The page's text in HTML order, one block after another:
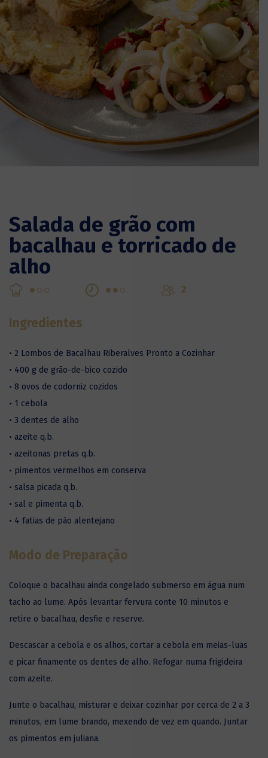
Salada de grão com
bacalhau e torricado de
alho
2
Ingredientes
• 2 Lombos de Bacalhau Riberalves Pronto a Cozinhar
• 400 g de grão-de-bico cozido
• 8 ovos de codorniz cozidos
• 1 cebola
• 3 dentes de alho
• azeite q.b.
• azeitonas pretas q.b.
• pimentos vermelhos em conserva
• salsa picada q.b.
• sal e pimenta q.b.
• 4 fatias de pão alentejano
Modo de Preparação
Coloque o bacalhau ainda congelado submerso em água num
tacho ao lume. Após levantar fervura conte 10 minutos e
retire o bacalhau, desfie e reserve.
Descascar a cebola e os alhos, cortar a cebola em meias-luas
e picar finamente os dentes de alho. Refogar numa frigideira
com azeite.
Junte o bacalhau, misturar e deixar cozinhar por cerca de 2 a 3
minutos, em lume brando, mexendo de vez em quando. Juntar
os pimentos em juliana.